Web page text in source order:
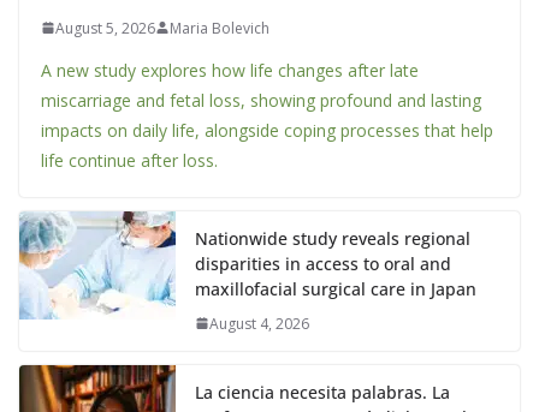
August 5, 2026 Maria Bolevich
A new study explores how life changes after late
miscarriage and fetal loss, showing profound and lasting
impacts on daily life, alongside coping processes that help
life continue after loss.
Nationwide study reveals regional
disparities in access to oral and
maxillofacial surgical care in Japan
August 4, 2026
La ciencia necesita palabras. La